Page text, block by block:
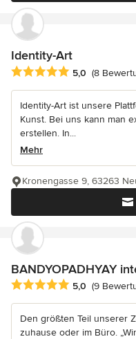
Identity-Art
Durchschnittliche
5,0 (8
Identity-Art ist unsere
Kunst. Bei uns kann man
erstellen. In...
Mehr
Kronengasse 9, 63263
BANDYOPADHYAY
Durchschnittliche
5,0 (9
Den größten Teil unserer
zuhause oder im Büro.